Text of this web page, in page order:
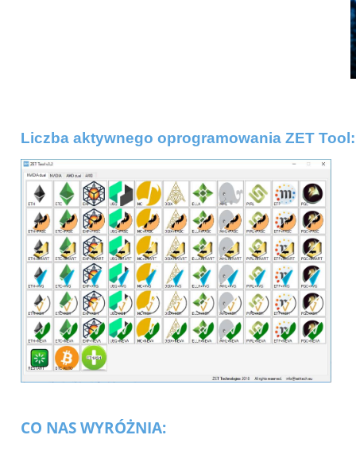
Liczba aktywnego oprogramowania ZET Tool:
CO NAS WYRÓŻNIA: